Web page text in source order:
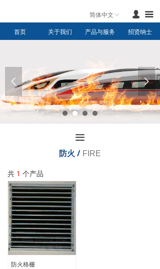
넙
ꀅ
简体中文
首页 关于我们 产品与服务 招贤纳士
끀
产品与服务
联系我们
关于我们
防火 / FIRE
共 1 个产品
防火格栅
끀
넳 넲